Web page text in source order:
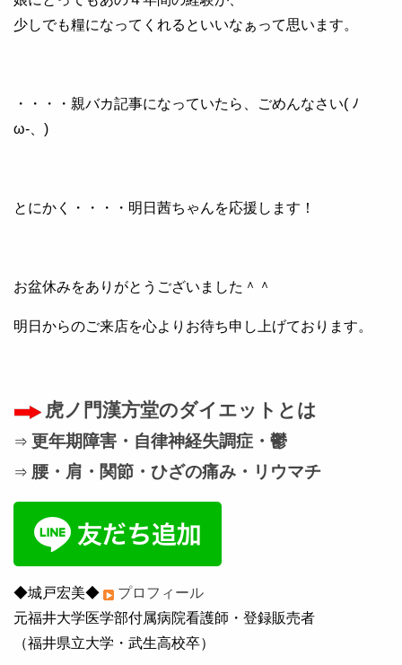
少しでも糧になってくれるといいなぁって思います。
・・・・親バカ記事になっていたら、ごめんなさい( ﾉ
ω-、)
とにかく・・・・明日茜ちゃんを応援します！
お盆休みをありがとうございました＾＾
明日からのご来店を心よりお待ち申し上げております。
虎ノ門漢方堂のダイエットとは
⇒ 更年期障害・自律神経失調症・鬱
⇒ 腰・肩・関節・ひざの痛み・リウマチ
◆城戸宏美◆
プロフィール
元福井大学医学部付属病院看護師・登録販売者
（福井県立大学・武生高校卒）